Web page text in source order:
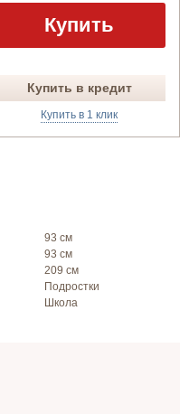
Купить
Купить в кредит
Купить в 1 клик
93 см
93 см
209 см
Подростки
Школа